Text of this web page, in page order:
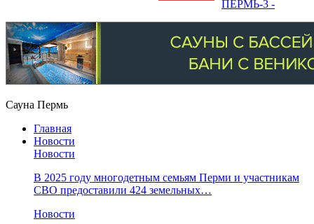
ПЕРМЬ-3 -
Сауна Пермь
Главная
Новости
Новости
В 2025 году многодетным семьям Перми и участникам
СВО предоставили 424 земельных…
Новости